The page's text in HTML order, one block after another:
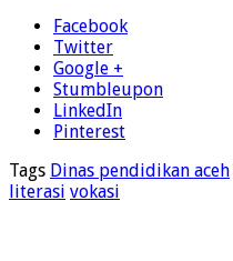
Facebook
Twitter
Google +
Stumbleupon
LinkedIn
Pinterest
Tags Dinas pendidikan aceh
literasi vokasi